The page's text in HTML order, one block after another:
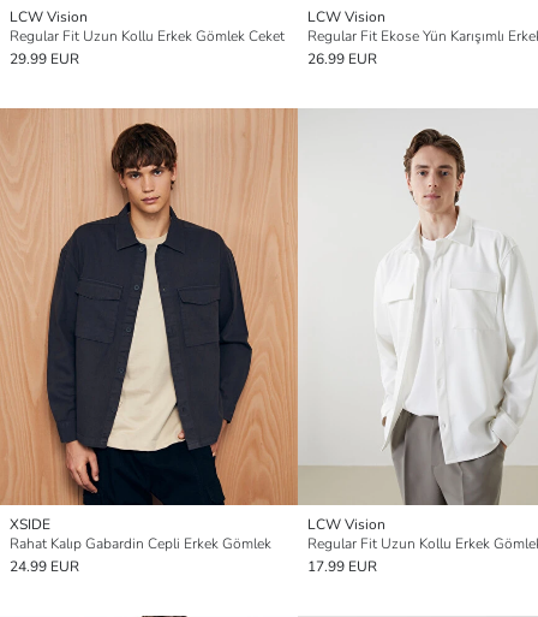
LCW Vision
Regular Fit Uzun Kollu Erkek Gömlek Ceket
29.99 EUR
LCW Vision
26.99 EUR
XSIDE
Rahat Kalıp Gabardin Cepli Erkek Gömlek
24.99 EUR
LCW Vision
Regular Fit Uzun Kollu Erkek
17.99 EUR